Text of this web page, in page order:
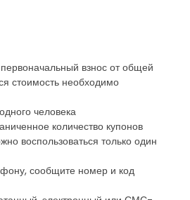
взнос от общей
стоимость необходимо
человека
количество купонов
воспользоваться только один
сообщите номер и код